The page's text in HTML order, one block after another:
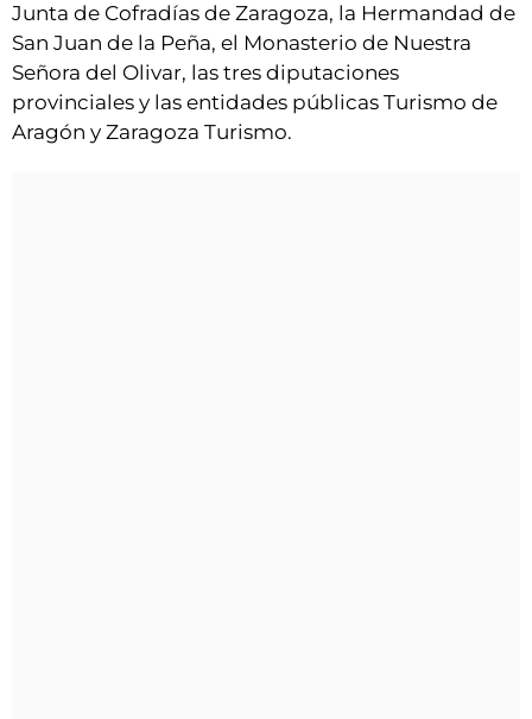
Junta de Cofradías de Zaragoza, la Hermandad de
San Juan de la Peña, el Monasterio de Nuestra
Señora del Olivar, las tres diputaciones
provinciales y las entidades públicas Turismo de
Aragón y Zaragoza Turismo.